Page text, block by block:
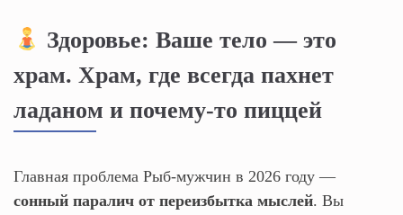
Здоровье: Ваше тело — это
храм. Храм, где всегда пахнет
ладаном и почему-то пиццей
Главная проблема Рыб-мужчин в 2026 году —
сонный паралич от переизбытка мыслей. Вы